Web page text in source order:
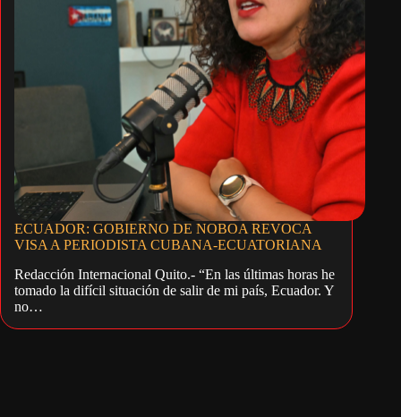
ECUADOR: GOBIERNO DE NOBOA REVOCA
VISA A PERIODISTA CUBANA-ECUATORIANA
Redacción Internacional Quito.- “En las últimas horas he
tomado la difícil situación de salir de mi país, Ecuador. Y
no…